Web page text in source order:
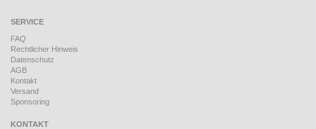
SERVICE
FAQ
Rechtlicher Hinweis
Datenschutz
AGB
Kontakt
Versand
Sponsoring
KONTAKT